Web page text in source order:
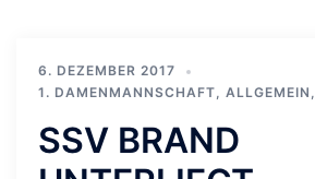
6. DEZEMBER 2017
1. DAMENMANNSCHAFT, ALLGEMEIN ,
SSV BRAND